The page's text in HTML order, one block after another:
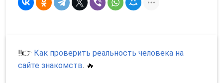
‼️👉 Как проверить реальность человека на
сайте знакомств. 🔥